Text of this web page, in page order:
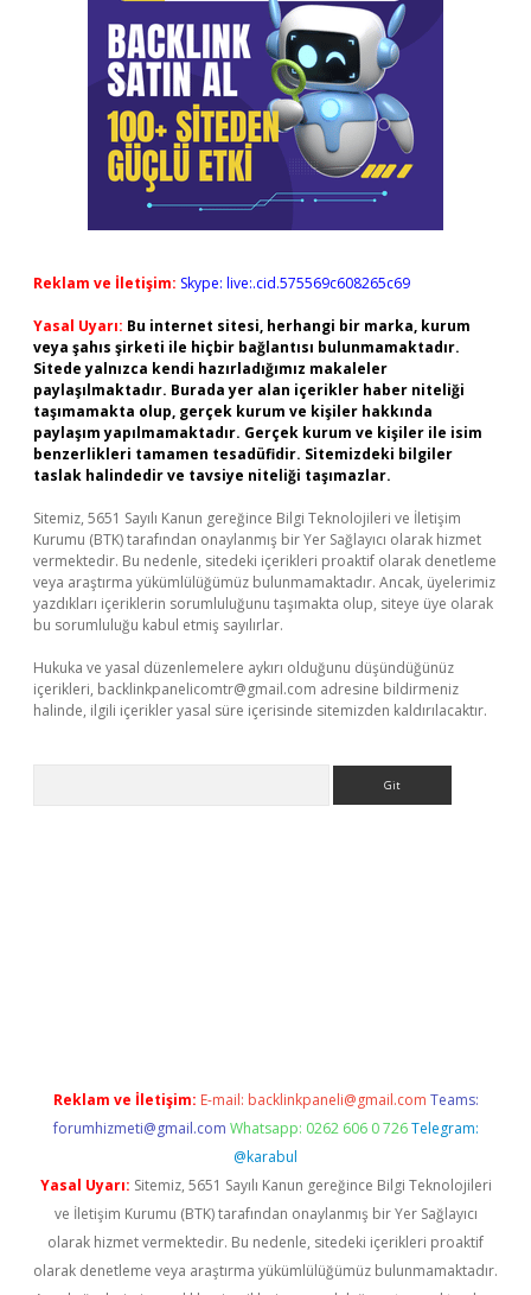
Reklam ve İletişim: Skype: live:.cid.575569c608265c69
Yasal Uyarı: Bu internet sitesi, herhangi bir marka, kurum
veya şahıs şirketi ile hiçbir bağlantısı bulunmamaktadır.
Sitede yalnızca kendi hazırladığımız makaleler
paylaşılmaktadır. Burada yer alan içerikler haber niteliği
taşımamakta olup, gerçek kurum ve kişiler hakkında
paylaşım yapılmamaktadır. Gerçek kurum ve kişiler ile isim
benzerlikleri tamamen tesadüfidir. Sitemizdeki bilgiler
taslak halindedir ve tavsiye niteliği taşımazlar.
Sitemiz, 5651 Sayılı Kanun gereğince Bilgi Teknolojileri ve İletişim
Kurumu (BTK) tarafından onaylanmış bir Yer Sağlayıcı olarak hizmet
vermektedir. Bu nedenle, sitedeki içerikleri proaktif olarak denetleme
veya araştırma yükümlülüğümüz bulunmamaktadır. Ancak, üyelerimiz
yazdıkları içeriklerin sorumluluğunu taşımakta olup, siteye üye olarak
bu sorumluluğu kabul etmiş sayılırlar.
Hukuka ve yasal düzenlemelere aykırı olduğunu düşündüğünüz
içerikleri, backlinkpanelicomtr@gmail.com adresine bildirmeniz
halinde, ilgili içerikler yasal süre içerisinde sitemizden kaldırılacaktır.
Reklam ve İletişim: E-mail: backlinkpaneli@gmail.com Teams:
forumhizmeti@gmail.com Whatsapp: 0262 606 0 726 Telegram:
@karabul
Yasal Uyarı: Sitemiz, 5651 Sayılı Kanun gereğince Bilgi Teknolojileri
ve İletişim Kurumu (BTK) tarafından onaylanmış bir Yer Sağlayıcı
olarak hizmet vermektedir. Bu nedenle, sitedeki içerikleri proaktif
olarak denetleme veya araştırma yükümlülüğümüz bulunmamaktadır.